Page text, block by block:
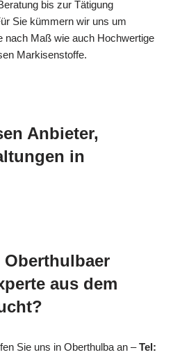
bis zur Tätigung
Sie kümmern wir uns um
nach Maß wie auch Hochwertige
Markisenstoffe.
Anbieter,
in
Oberthulbaer
aus dem
Sie uns in Oberthulba an –Tel: